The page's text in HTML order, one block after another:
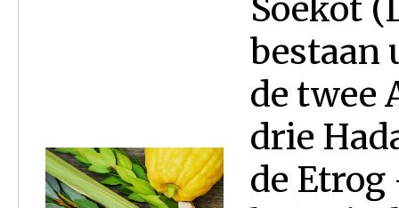
Soekot
bestaan
de twee
drie
de